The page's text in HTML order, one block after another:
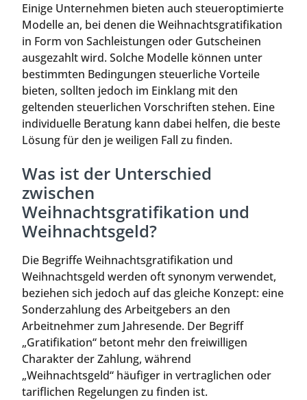
Einige Unternehmen bieten auch steueroptimierte
Modelle an, bei denen die Weihnachtsgratifikation
in Form von Sachleistungen oder Gutscheinen
ausgezahlt wird. Solche Modelle können unter
bestimmten Bedingungen steuerliche Vorteile
bieten, sollten jedoch im Einklang mit den
geltenden steuerlichen Vorschriften stehen. Eine
individuelle Beratung kann dabei helfen, die beste
Lösung für den je weiligen Fall zu finden.
Was ist der Unterschied
zwischen
Weihnachtsgratifikation und
Weihnachtsgeld?
Die Begriffe Weihnachtsgratifikation und
Weihnachtsgeld werden oft synonym verwendet,
beziehen sich jedoch auf das gleiche Konzept: eine
Sonderzahlung des Arbeitgebers an den
Arbeitnehmer zum Jahresende. Der Begriff
„Gratifikation“ betont mehr den freiwilligen
Charakter der Zahlung, während
„Weihnachtsgeld“ häufiger in vertraglichen oder
tariflichen Regelungen zu finden ist.